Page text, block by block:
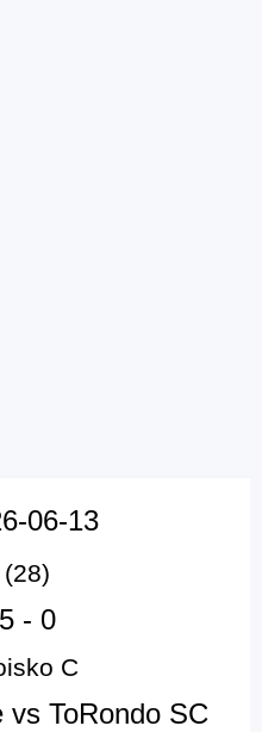
06-13
(28)
5 - 0
C
vs ToRondo SC